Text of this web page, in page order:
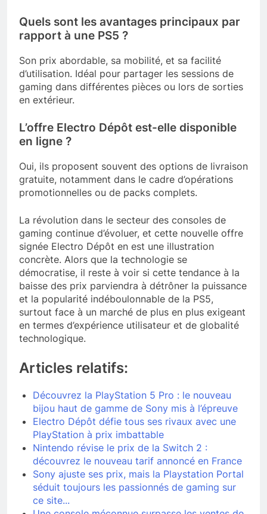
Quels sont les avantages principaux par
rapport à une PS5 ?
Son prix abordable, sa mobilité, et sa facilité
d’utilisation. Idéal pour partager les sessions de
gaming dans différentes pièces ou lors de sorties
en extérieur.
L’offre Electro Dépôt est-elle disponible
en ligne ?
Oui, ils proposent souvent des options de livraison
gratuite, notamment dans le cadre d’opérations
promotionnelles ou de packs complets.
La révolution dans le secteur des consoles de
gaming continue d’évoluer, et cette nouvelle offre
signée Electro Dépôt en est une illustration
concrète. Alors que la technologie se
démocratise, il reste à voir si cette tendance à la
baisse des prix parviendra à détrôner la puissance
et la popularité indéboulonnable de la PS5,
surtout face à un marché de plus en plus exigeant
en termes d’expérience utilisateur et de globalité
technologique.
Articles relatifs:
Découvrez la PlayStation 5 Pro : le nouveau
bijou haut de gamme de Sony mis à l’épreuve
Electro Dépôt défie tous ses rivaux avec une
PlayStation à prix imbattable
Nintendo révise le prix de la Switch 2 :
découvrez le nouveau tarif annoncé en France
Sony ajuste ses prix, mais la Playstation Portal
séduit toujours les passionnés de gaming sur
ce site...